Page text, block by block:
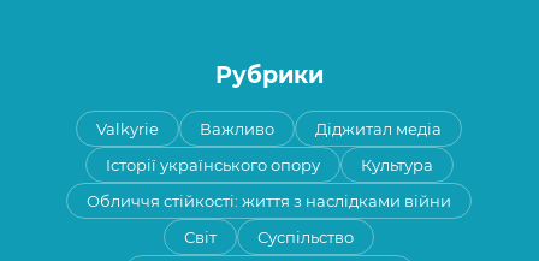
Рубрики
Valkyrie Важливо
Діджитал медіа
Історії українського опору
Культура
Обличчя стійкості: життя з наслідками війни
Світ
Суспільство